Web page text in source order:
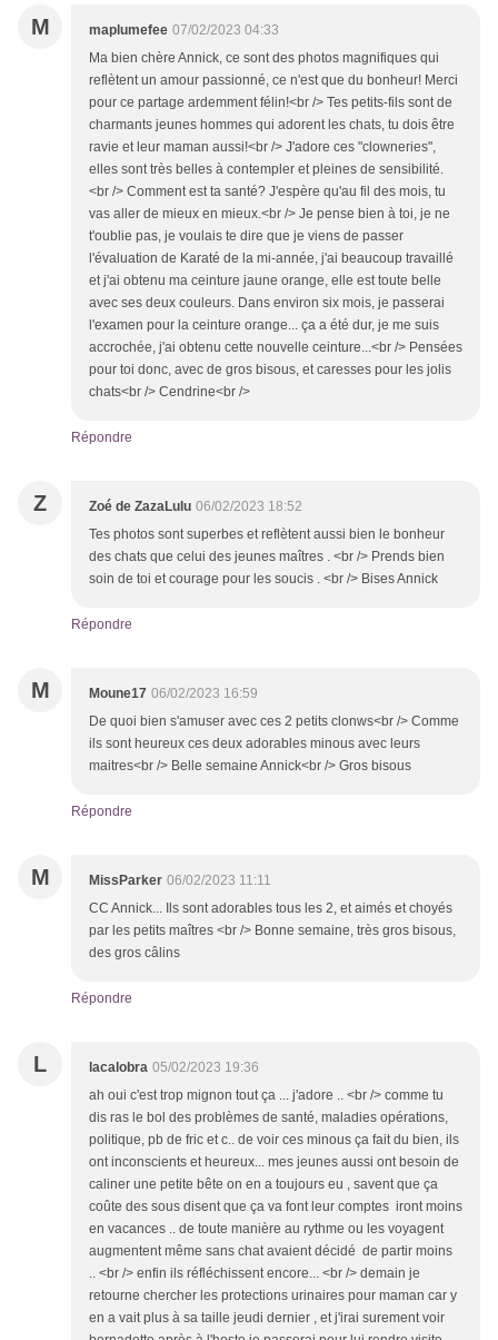
M maplumefee 07/02/2023 04:33
Ma bien chère Annick, ce sont des photos magnifiques qui
reflètent un amour passionné, ce n'est que du bonheur! Merci
pour ce partage ardemment félin!<br /> Tes petits-fils sont de
charmants jeunes hommes qui adorent les chats, tu dois être
ravie et leur maman aussi!<br /> J'adore ces "clowneries",
elles sont très belles à contempler et pleines de sensibilité.
<br /> Comment est ta santé? J'espère qu'au fil des mois, tu
vas aller de mieux en mieux.<br /> Je pense bien à toi, je ne
t'oublie pas, je voulais te dire que je viens de passer
l'évaluation de Karaté de la mi-année, j'ai beaucoup travaillé
et j'ai obtenu ma ceinture jaune orange, elle est toute belle
avec ses deux couleurs. Dans environ six mois, je passerai
l'examen pour la ceinture orange... ça a été dur, je me suis
accrochée, j'ai obtenu cette nouvelle ceinture...<br /> Pensées
pour toi donc, avec de gros bisous, et caresses pour les jolis
chats<br /> Cendrine<br />
Répondre
Z Zoé de ZazaLulu 06/02/2023 18:52
Tes photos sont superbes et reflètent aussi bien le bonheur
des chats que celui des jeunes maîtres . <br /> Prends bien
soin de toi et courage pour les soucis . <br /> Bises Annick
Répondre
M Moune17 06/02/2023 16:59
De quoi bien s'amuser avec ces 2 petits clonws<br /> Comme
ils sont heureux ces deux adorables minous avec leurs
maitres<br /> Belle semaine Annick<br /> Gros bisous
Répondre
M MissParker 06/02/2023 11:11
CC Annick... Ils sont adorables tous les 2, et aimés et choyés
par les petits maîtres <br /> Bonne semaine, très gros bisous,
des gros câlins
Répondre
L lacalobra 05/02/2023 19:36
ah oui c'est trop mignon tout ça ... j'adore .. <br /> comme tu
dis ras le bol des problèmes de santé, maladies opérations,
politique, pb de fric et c.. de voir ces minous ça fait du bien, ils
ont inconscients et heureux... mes jeunes aussi ont besoin de
caliner une petite bête on en a toujours eu , savent que ça
coûte des sous disent que ça va font leur comptes iront moins
en vacances .. de toute manière au rythme ou les voyagent
augmentent même sans chat avaient décidé de partir moins
.. <br /> enfin ils réfléchissent encore... <br /> demain je
retourne chercher les protections urinaires pour maman car y
en a vait plus à sa taille jeudi dernier , et j'irai surement voir